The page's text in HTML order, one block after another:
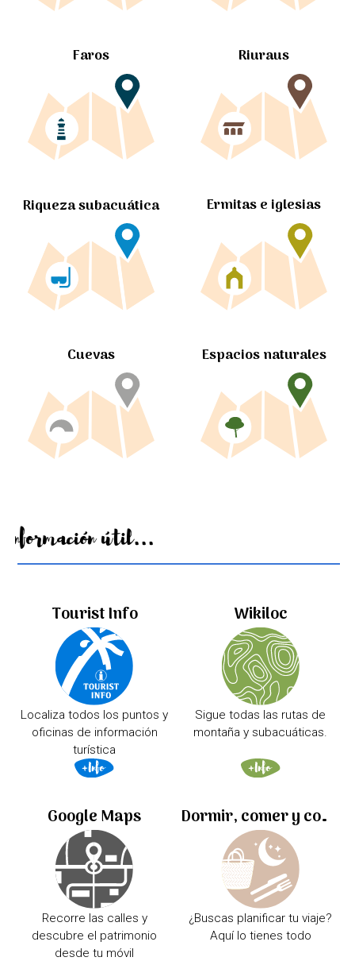
Faros Riuraus
Riqueza subacuática Ermitas e iglesias
Cuevas Espacios naturales
Información útil...
Tourist Info
Localiza todos los puntos y
oficinas de información
turística
Wikiloc
Sigue todas las rutas de
montaña y subacuáticas.
Google Maps
Recorre las calles y
descubre el patrimonio
desde tu móvil
Dormir, comer y comprar
¿Buscas planificar tu viaje?
Aquí lo tienes todo